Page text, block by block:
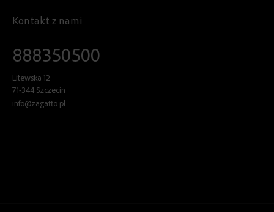
Kontakt z nami
888350500
Litewska 12
71-344 Szczecin
info@zagatto.pl